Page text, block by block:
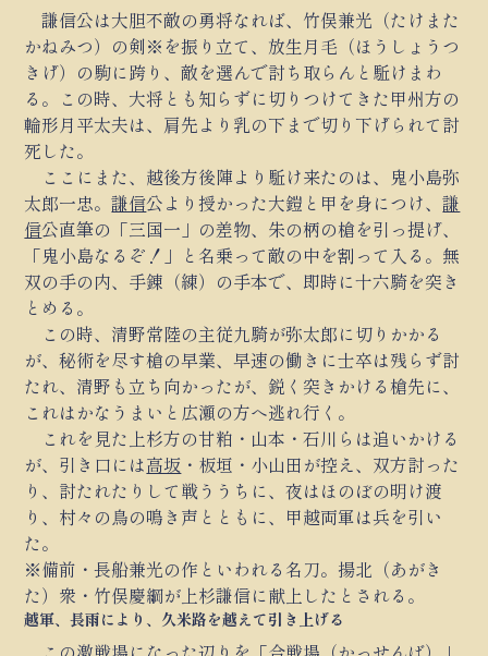
謙信公は大胆不敵の勇将なれば、竹俣兼光（たけまた
かねみつ）の剣※を振り立て、放生月毛（ほうしょうつ
きげ）の駒に跨り、敵を選んで討ち取らんと駈けまわ
る。この時、大将とも知らずに切りつけてきた甲州方の
輪形月平太夫は、肩先より乳の下まで切り下げられて討
死した。
ここにまた、越後方後陣より駈け来たのは、鬼小島弥
太郎一忠。謙信公より授かった大鎧と甲を身につけ、謙
信公直筆の「三国一」の差物、朱の柄の槍を引っ提げ、
「鬼小島なるぞ！」と名乗って敵の中を割って入る。無
双の手の内、手錬（練）の手本で、即時に十六騎を突き
とめる。
この時、清野常陸の主従九騎が弥太郎に切りかかる
が、秘術を尽す槍の早業、早速の働きに士卒は残らず討
たれ、清野も立ち向かったが、鋭く突きかける槍先に、
これはかなうまいと広瀬の方へ逃れ行く。
これを見た上杉方の甘粕・山本・石川らは追いかける
が、引き口には高坂 ・板垣・小山田が控え、双方討った
り、討たれたりして戦ううちに、夜はほのぼの明け渡
り、村々の鳥の鳴き声とともに、甲越両軍は兵を引い
た。
※備前・長船兼光の作といわれる名刀。揚北（あがき
た）衆・竹俣慶綱が上杉謙信に献上したとされる。
越軍、長雨により、久米路を越えて引き上げる